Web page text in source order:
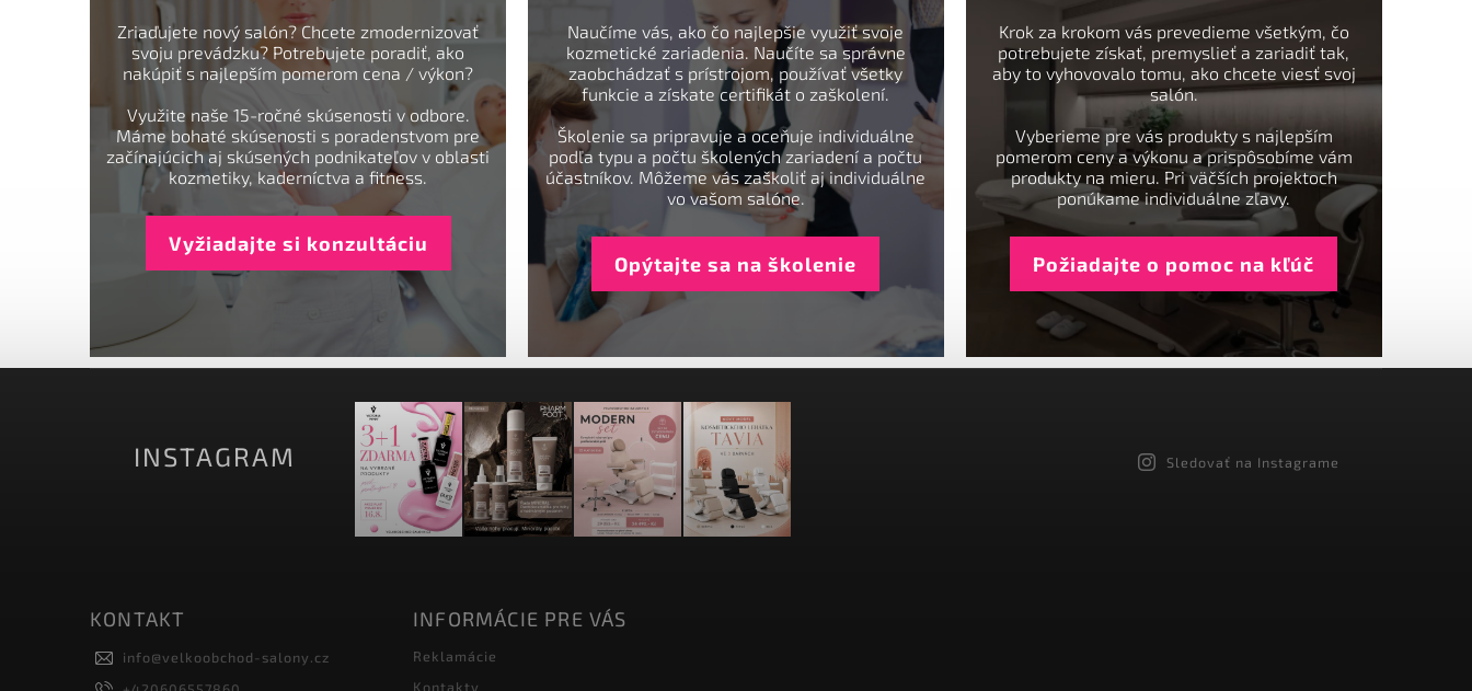
Zriaďujete nový salón? Chcete zmodernizovať
svoju prevádzku? Potrebujete poradiť, ako
nakúpiť s najlepším pomerom cena / výkon?
Využite naše 15-ročné skúsenosti v odbore.
Máme bohaté skúsenosti s poradenstvom pre
začínajúcich aj skúsených podnikateľov v oblasti
kozmetiky, kaderníctva a fitness.
Vyžiadajte si konzultáciu
Naučíme vás, ako čo najlepšie využiť svoje
kozmetické zariadenia. Naučíte sa správne
zaobchádzať s prístrojom, používať všetky
funkcie a získate certifikát o zaškolení.
Školenie sa pripravuje a oceňuje individuálne
podľa typu a počtu školených zariadení a počtu
účastníkov. Môžeme vás zaškoliť aj individuálne
vo vašom salóne.
Opýtajte sa na školenie
Krok za krokom vás prevedieme všetkým, čo
potrebujete získať, premyslieť a zariadiť tak,
aby to vyhovovalo tomu, ako chcete viesť svoj
salón.
Vyberieme pre vás produkty s najlepším
pomerom ceny a výkonu a prispôsobíme vám
produkty na mieru. Pri väčších projektoch
ponúkame individuálne zľavy.
Požiadajte o pomoc na kľúč
INSTAGRAM Sledovať na Instagrame
KONTAKT
info@velkoobchod-salony.cz
INFORMÁCIE PRE VÁS
Reklamácie
Kontakty